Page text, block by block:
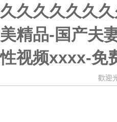
久久久久久久
美精品-国产夫
性视频xxxx-免
歡迎